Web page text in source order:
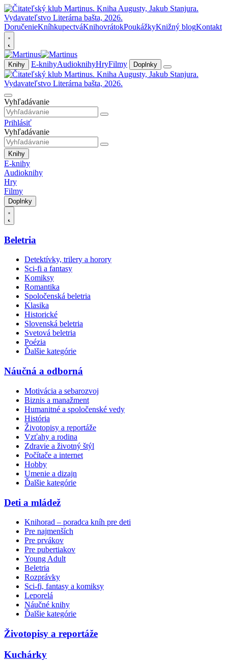
DoručenieKníhkupectváKnihovrátokPoukážkyKnižný blogKontakt
Knihy E-knihyAudioknihyHryFilmy Doplnky
Vyhľadávanie
Prihlásiť
Vyhľadávanie
Knihy
E-knihy
Audioknihy
Hry
Filmy
Doplnky
Beletria
Detektívky, trilery a horory
Sci-fi a fantasy
Komiksy
Romantika
Spoločenská beletria
Klasika
Historické
Slovenská beletria
Svetová beletria
Poézia
Ďalšie kategórie
Náučná a odborná
Motivácia a sebarozvoj
Biznis a manažment
Humanitné a spoločenské vedy
História
Životopisy a reportáže
Vzťahy a rodina
Zdravie a životný štýl
Počítače a internet
Hobby
Umenie a dizajn
Ďalšie kategórie
Deti a mládež
Knihorad – poradca kníh pre deti
Pre najmenších
Pre prvákov
Pre pubertiakov
Young Adult
Beletria
Rozprávky
Sci-fi, fantasy a komiksy
Leporelá
Náučné knihy
Ďalšie kategórie
Životopisy a reportáže
Kuchárky